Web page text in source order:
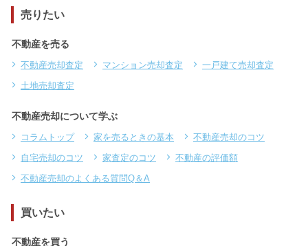
売りたい
不動産を売る
不動産売却査定 マンション売却査定
一戸建て売却査定
土地売却査定
不動産売却について学ぶ
コラムトップ 家を売るときの基本
不動産売却のコツ
自宅売却のコツ
家査定のコツ
不動産の評価額
不動産売却のよくある質問Q＆A
買いたい
不動産を買う